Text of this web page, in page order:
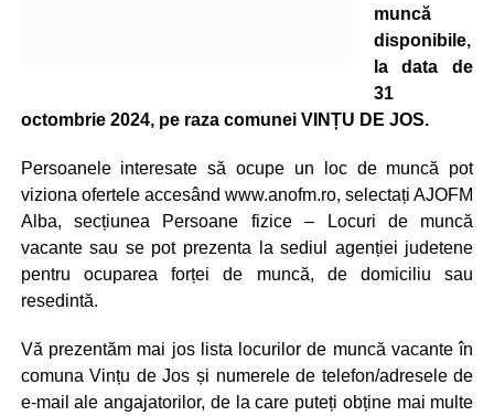
muncă
disponibile,
la data de
31
octombrie 2024, pe raza comunei VINȚU DE JOS.
Persoanele interesate să ocupe un loc de muncă pot
viziona ofertele accesând www.anofm.ro, selectați AJOFM
Alba, secțiunea Persoane fizice – Locuri de muncă
vacante sau se pot prezenta la sediul agenției judetene
pentru ocuparea forței de muncă, de domiciliu sau
resedintă.
Vă prezentăm mai jos lista locurilor de muncă vacante în
comuna Vințu de Jos și numerele de telefon/adresele de
e-mail ale angajatorilor, de la care puteți obține mai multe